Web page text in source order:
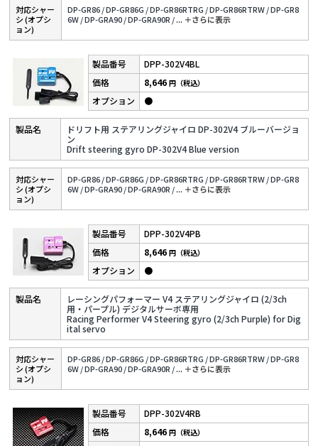
対応シャー
シ (オプシ
ョン)
DP-GR86 /DP-GR86G /DP-GR86RTRG /DP-GR86RTRW /DP-GR8
6W /DP-GRA90 /DP-GRA90R /... ＋さらに表⽰
DPP-302V4BL
ドリフト用 ステアリングジャイロ DP-302V4 ブルーバージョ
ン
Drift steering gyro DP-302V4 Blue version
8,646円（税込）
●
対応シャー
シ (オプシ
ョン)
DP-GR86 /DP-GR86G /DP-GR86RTRG /DP-GR86RTRW /DP-GR8
6W /DP-GRA90 /DP-GRA90R /... ＋さらに表⽰
DPP-302V4PB
レーシングパフォーマー V4 ステアリングジャイロ (2/3ch
用・パープル) デジタルサーボ専用
Racing Performer V4 Steering gyro (2/3ch Purple) for Dig
ital servo
8,646円（税込）
●
対応シャー
シ (オプシ
ョン)
DP-GR86 /DP-GR86G /DP-GR86RTRG /DP-GR86RTRW /DP-GR8
6W /DP-GRA90 /DP-GRA90R /... ＋さらに表⽰
DPP-302V4RB
8,646円（税込）